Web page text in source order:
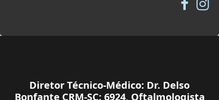
Diretor Técnico-Médico: Dr. Delso
Bonfante CRM-SC: 6924, Oftalmologista